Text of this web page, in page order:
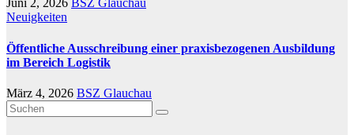
Juni 2, 2026 BSZ Glauchau
Neuigkeiten
Öffentliche Ausschreibung einer praxisbezogenen Ausbildung
im Bereich Logistik
März 4, 2026 BSZ Glauchau